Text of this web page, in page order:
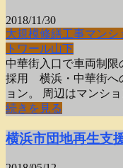
2018/11/30
大規模修繕工事マンシ
トワール山下
中華街入口で車両制
採用 横浜・中華街へ
ョン。 周辺はマンシ
続きを見る
横浜市団地再生支